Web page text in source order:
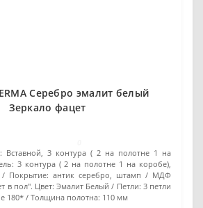
Серебро эмалит белый
Зеркало фацет
Вставной, 3 контура ( 2 на полотне 1 на
3 контура ( 2 на полотне 1 на коробе),
Покрытие: антик серебро, штамп / МДФ
в пол". Цвет: Эмалит Белый
Петли: 3 петли
180*
Толщина полотна: 110 мм